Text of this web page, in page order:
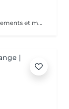
Massage Japonais retrouvez des pressions,étirements et mobilisations articulaires. Les pressions sont adaptées à votre choix, douces ou fortes Prévoir une tenue ample et des chaussettes propres.